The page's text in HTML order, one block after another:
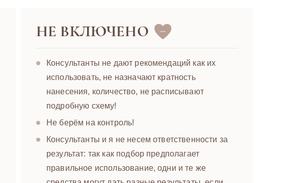
НЕ ВКЛЮЧЕНО
Консультанты не дают рекомендаций как их
использовать, не назначают кратность
нанесения, количество, не расписывают
подробную схему!
Не берём на контроль!
Консультанты и я не несем ответственности за
результат: так как подбор предполагает
правильное использование, одни и те же